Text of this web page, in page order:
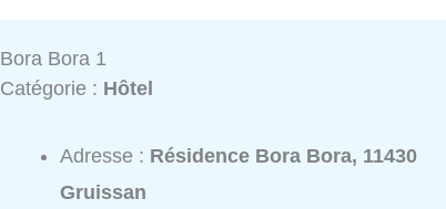
Bora Bora 1
Catégorie : Hôtel
Adresse : Résidence Bora Bora, 11430
Gruissan